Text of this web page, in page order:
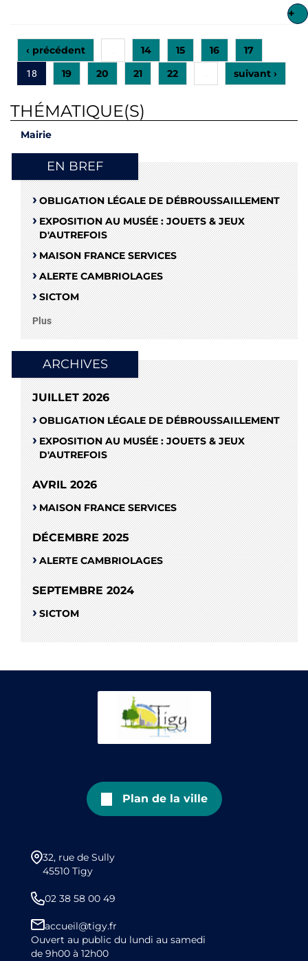
+
‹ précédent 14 15 16 17
18 19 20 21 22 suivant ›
THÉMATIQUE(S)
Mairie
EN BREF
OBLIGATION LÉGALE DE DÉBROUSSAILLEMENT
EXPOSITION AU MUSÉE : JOUETS & JEUX
D'AUTREFOIS
MAISON FRANCE SERVICES
ALERTE CAMBRIOLAGES
SICTOM
Plus
ARCHIVES
JUILLET 2026
OBLIGATION LÉGALE DE DÉBROUSSAILLEMENT
EXPOSITION AU MUSÉE : JOUETS & JEUX
D'AUTREFOIS
AVRIL 2026
MAISON FRANCE SERVICES
DÉCEMBRE 2025
ALERTE CAMBRIOLAGES
SEPTEMBRE 2024
SICTOM
Plan de la ville
32, rue de Sully
45510 Tigy
02 38 58 00 49
accueil@tigy.fr
Ouvert au public du lundi au samedi
de 9h00 à 12h00